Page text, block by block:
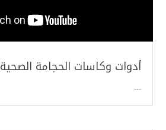
أدوات وكاسات الحجامة الصحية
...